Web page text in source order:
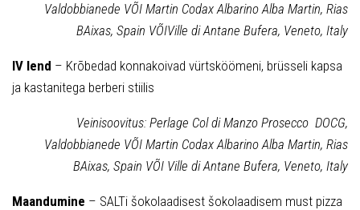
Valdobbianede VÕI Martin Codax Albarino Alba Martin, Rias
BAixas, Spain VÕIVille di Antane Bufera, Veneto, Italy
IV lend – Krõbedad konnakoivad vürtsköömeni, brüsseli kapsa
ja kastanitega berberi stiilis
Veinisoovitus: Perlage Col di Manzo Prosecco DOCG,
Valdobbianede VÕI Martin Codax Albarino Alba Martin, Rias
BAixas, Spain VÕI Ville di Antane Bufera, Veneto, Italy
Maandumine – SALTi šokolaadisest šokolaadisem must pizza